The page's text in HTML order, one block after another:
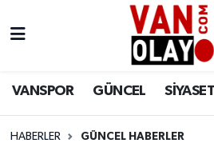
VANSPOR GÜNCEL SİYASET
HABERLER GÜNCEL HABERLER
Siyaset
Van Nöbetçi Eczaneler
Van Namaz Vakitleri